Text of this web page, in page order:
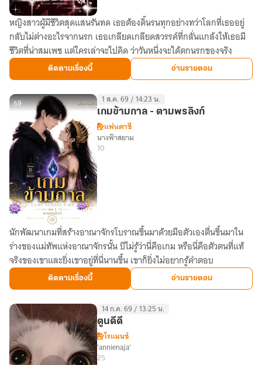
ขอโทษ
นะคะ
นรก
ไป
ทาง
ไหน
หญิงสาวผู้มีชีวิตสุดแสนรันทด เธอต้องดิ้นรนทุกอย่างทว่าโลกที่เธออยู่
กลับไม่ต่างอะไรจากนรก เธอเกลียดเกลียดสวรรค์ที่กลั่นแกล้งให้เธอมี
ชีวิตที่น่าสมเพช แต่ใครเล่าจะไปคิด ว่าวันหนึ่งจะได้ตกนรกของจริง
ติดตามเรื่องนี้ อ่านรายตอน
เกม
ข้าม
กาล
-
ตาม
พร
ลิงก์
59 1 ส.ค. 69 / 14:23 น.
เกมข้ามกาล - ตามพรลิงก์
แฟนตาซี
นางฟ้าสยาม
10
นักพัฒนาเกมที่สร้างอาณาจักรโบราณขึ้นมาด้วยมือตัวเองตื่นขึ้นมาใน
ร่างของแม่ทัพแห่งอาณาจักรนั้น บีไม่รู้ว่านี่คือเกม หรือนี่คือตัวตนที่แท้
จริงของเขาและยิ่งเขาอยู่ที่นี่นานขึ้น เขาก็ยิ่งไม่อยากรู้คำตอบ
ติดตามเรื่องนี้ อ่านรายตอน
14 ก.ค. 69 / 13:25 น.
ตูนดีดี
โรแมนซ์
'annienaja'
25